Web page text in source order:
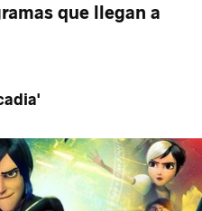
que llegan a